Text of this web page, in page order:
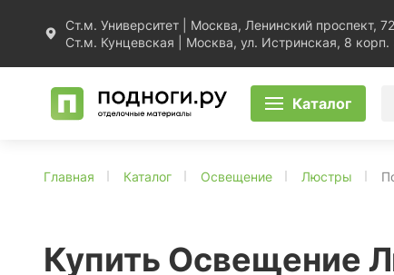
Ст.м. Университет | Москва, Ленинский проспект,
Ст.м. Кунцевская | Москва, ул. Истринская, 8 корп.
Каталог
Главная Каталог Освещение Люстры
Купить Освещение